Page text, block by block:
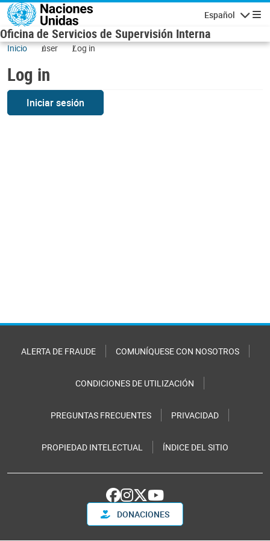
Skip to main content
Español
Oficina de Servicios de Supervisión Interna
Inicio user Log in
Log in
Iniciar sesión
ALERTA DE FRAUDE COMUNÍQUESE CON NOSOTROS
CONDICIONES DE UTILIZACIÓN
PREGUNTAS FRECUENTES PRIVACIDAD
PROPIEDAD INTELECTUAL ÍNDICE DEL SITIO
DONACIONES